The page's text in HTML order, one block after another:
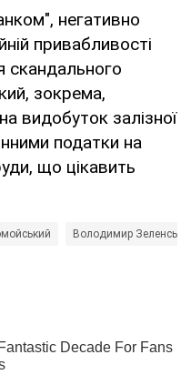
негативно
привабливості
скандального
зокрема,
видобуток залізної
податки на
що цікавить
Володимир